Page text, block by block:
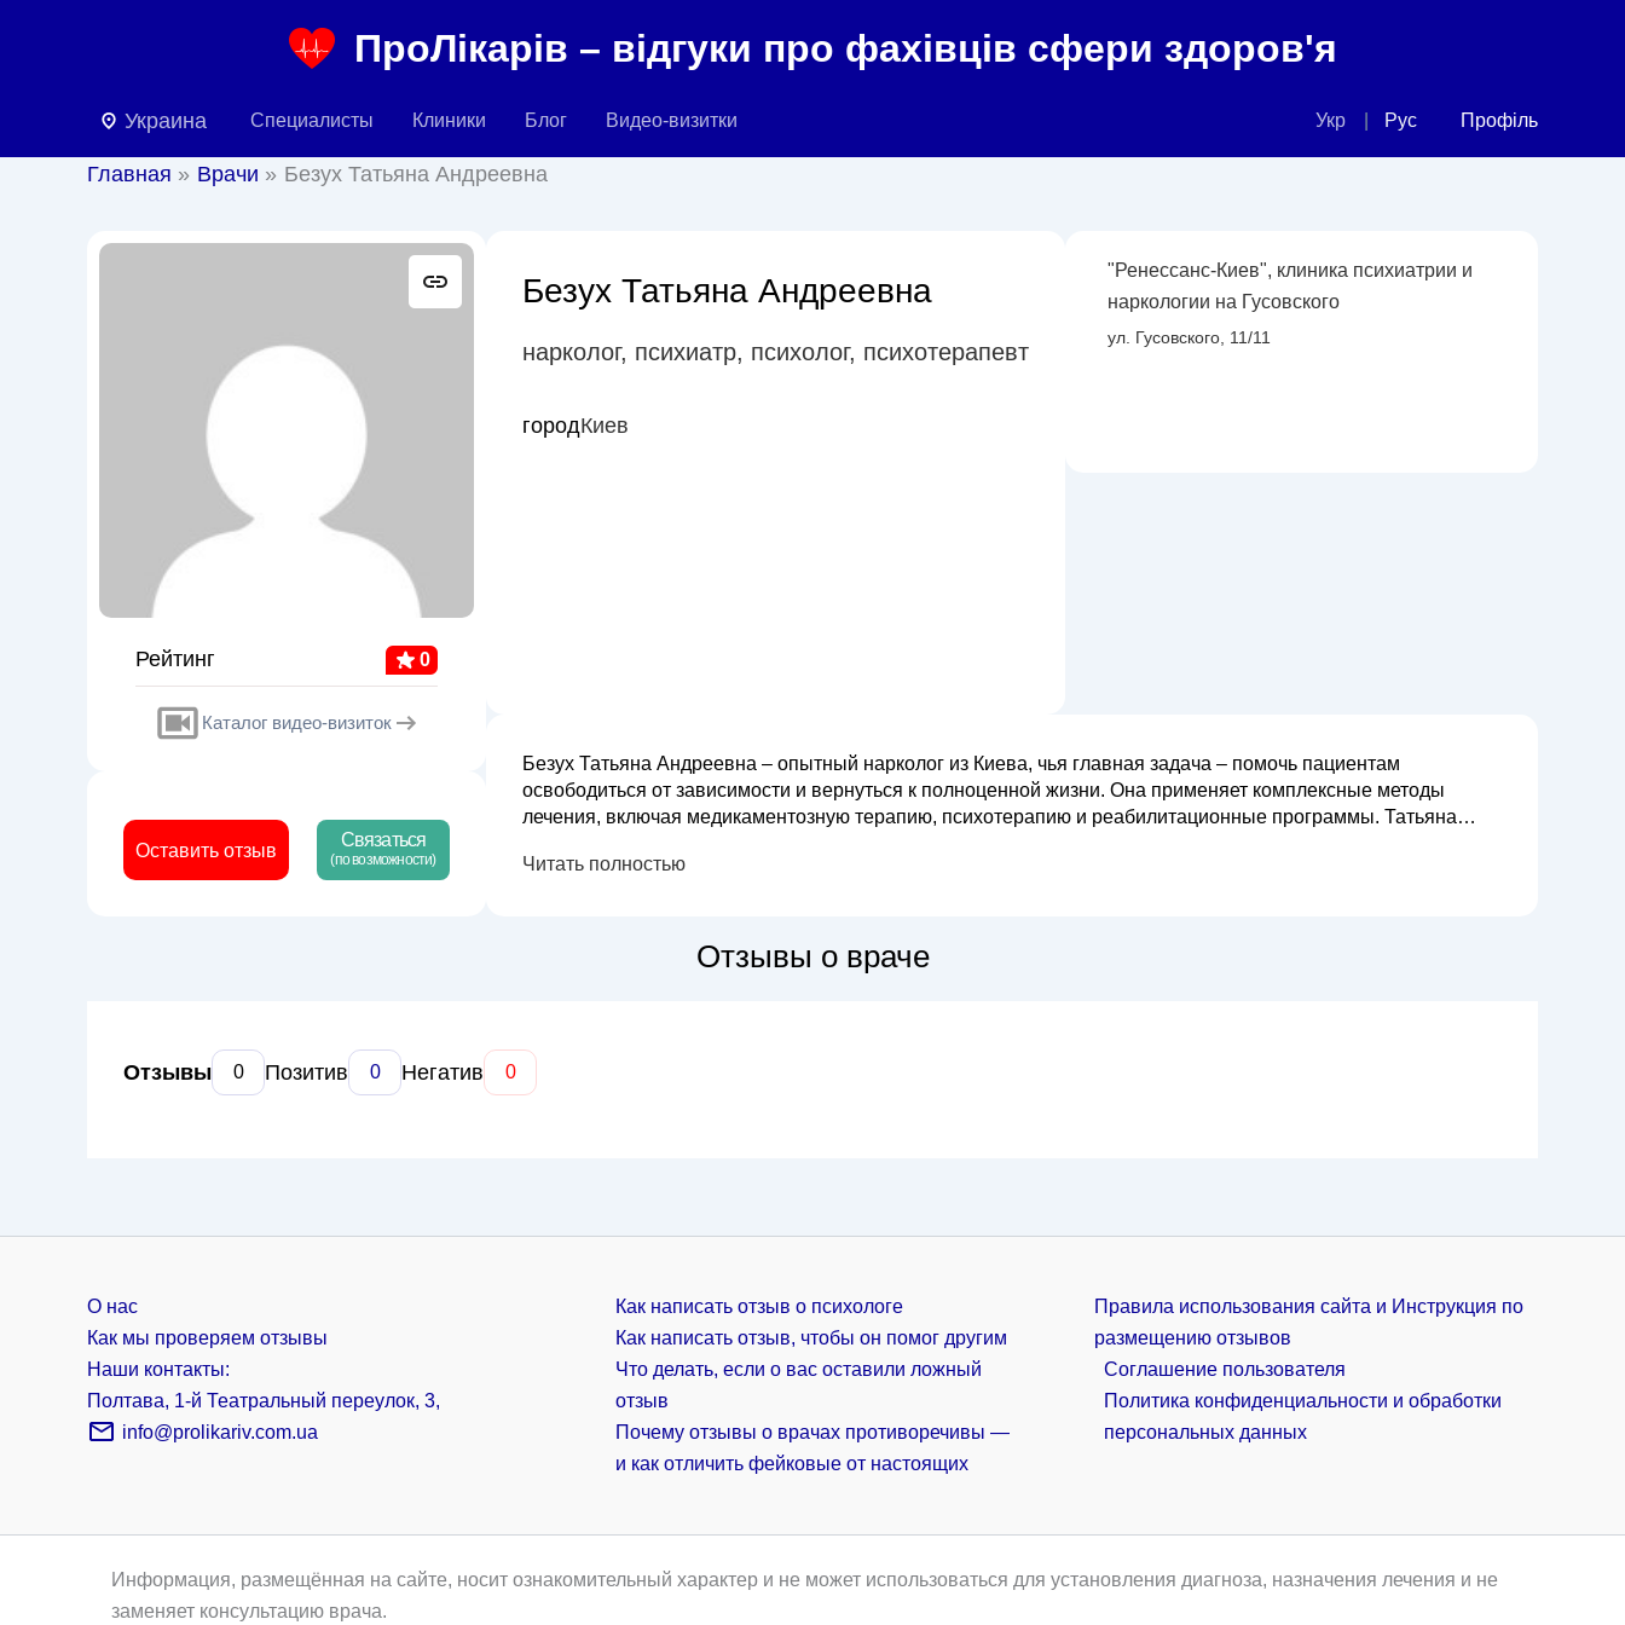
ПроЛікарів – відгуки про фахівців сфери здоров'я
Украина Специалисты Клиники Блог Видео-визитки Укр Рус Профіль
Главная Врачи Безух Татьяна Андреевна
Рейтинг 0
Каталог видео-визиток
Оставить отзыв
Связаться
(по возможности)
Безух Татьяна Андреевна
нарколог, психиатр, психолог, психотерапевт
городКиев
"Ренессанс-Киев", клиника психиатрии и
наркологии на Гусовского
ул. Гусовского, 11/11
Безух Татьяна Андреевна – опытный нарколог из Киева, чья главная задача – помочь пациентам
освободиться от зависимости и вернуться к полноценной жизни. Она применяет комплексные методы
лечения, включая медикаментозную терапию, психотерапию и реабилитационные программы. Татьяна
преодолении зависимости. Сведе...
Читать полностью
Отзывы о враче
Отзывы 0 Позитив 0 Негатив 0
О нас
Как мы проверяем отзывы
Наши контакты:
Полтава, 1-й Театральный переулок, 3,
info@prolikariv.com.ua
Как написать отзыв о психологе
Как написать отзыв, чтобы он помог другим
Что делать, если о вас оставили ложный
отзыв
Почему отзывы о врачах противоречивы —
и как отличить фейковые от настоящих
Правила использования сайта и Инструкция по
размещению отзывов
Соглашение пользователя
Политика конфиденциальности и обработки
персональных данных
Информация, размещённая на сайте, носит ознакомительный характер и не может использоваться для установления диагноза, назначения лечения и не
заменяет консультацию врача.